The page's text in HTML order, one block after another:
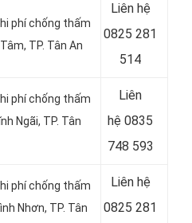
phí chống thấm
TP. Tân An
Liên hệ
0825 281
514
phí chống thấm
Ngãi, TP. Tân
Liên
hệ 0835
748 593
phí chống thấm
Nhơn, TP. Tân
Liên hệ
0825 281